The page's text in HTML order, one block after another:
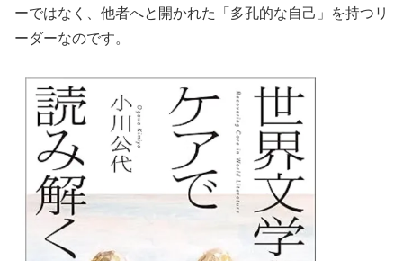
ーではなく、他者へと開かれた「多孔的な自己」を持つリ
ーダーなのです。